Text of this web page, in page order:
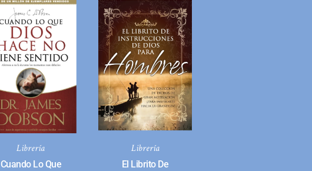
Librería
Cuando Lo Que
Librería
El Librito De